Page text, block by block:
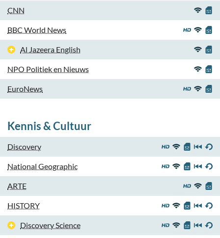
CNN
BBC World News
Al Jazeera English
NPO Politiek en Nieuws
EuroNews
Kennis & Cultuur
Discovery
National Geographic
ARTE
HISTORY
Discovery Science